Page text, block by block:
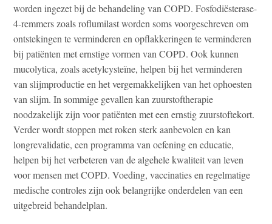
worden ingezet bij de behandeling van COPD. Fosfodiësterase-
4-remmers zoals roflumilast worden soms voorgeschreven om
ontstekingen te verminderen en opflakkeringen te verminderen
bij patiënten met ernstige vormen van COPD. Ook kunnen
mucolytica, zoals acetylcysteïne, helpen bij het verminderen
van slijmproductie en het vergemakkelijken van het ophoesten
van slijm. In sommige gevallen kan zuurstoftherapie
noodzakelijk zijn voor patiënten met een ernstig zuurstoftekort.
Verder wordt stoppen met roken sterk aanbevolen en kan
longrevalidatie, een programma van oefening en educatie,
helpen bij het verbeteren van de algehele kwaliteit van leven
voor mensen met COPD. Voeding, vaccinaties en regelmatige
medische controles zijn ook belangrijke onderdelen van een
uitgebreid behandelplan.